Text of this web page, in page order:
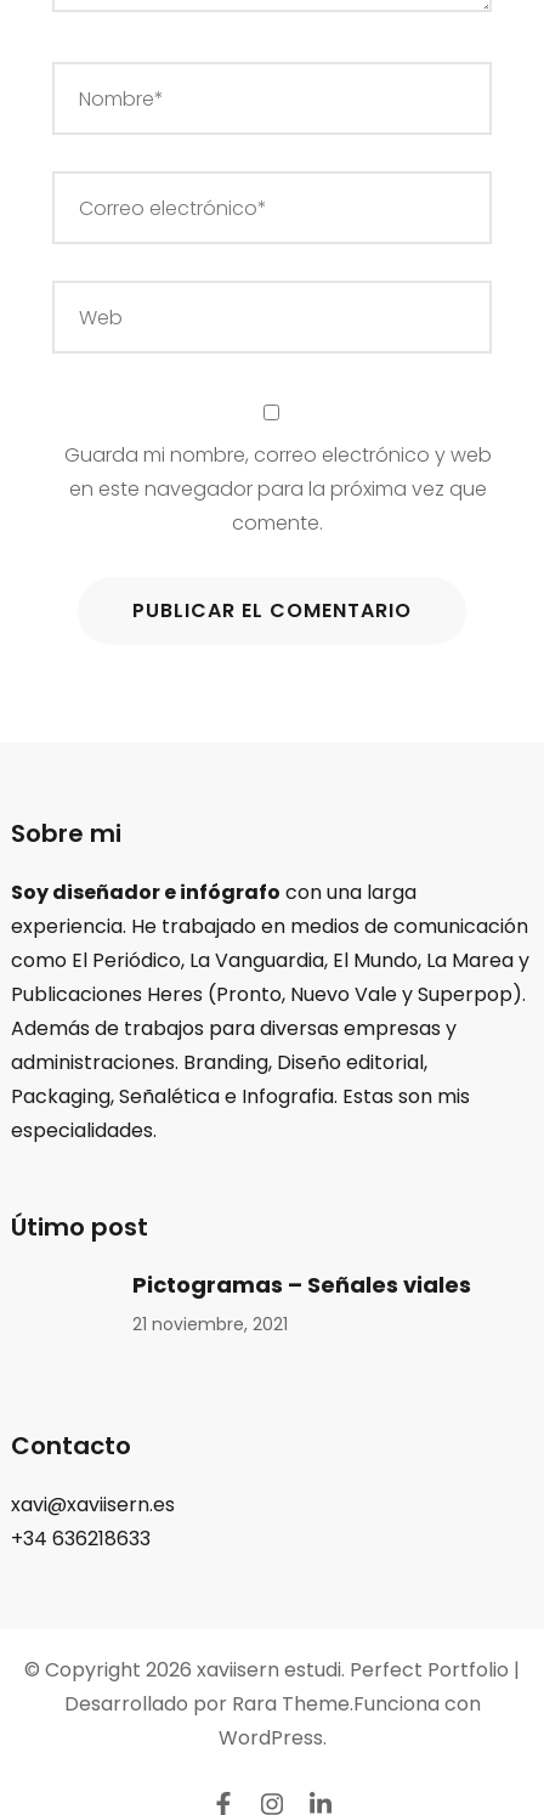
Guarda mi nombre, correo electrónico y web
en este navegador para la próxima vez que
comente.
Sobre mi
Soy diseñador e infógrafo con una larga
experiencia. He trabajado en medios de comunicación
como El Periódico, La Vanguardia, El Mundo, La Marea y
Publicaciones Heres (Pronto, Nuevo Vale y Superpop).
Además de trabajos para diversas empresas y
administraciones. Branding, Diseño editorial,
Packaging, Señalética e Infografia. Estas son mis
especialidades.
Útimo post
Pictogramas – Señales viales
21 noviembre, 2021
Contacto
xavi@xaviisern.es
+34 636218633
© Copyright 2026 xaviisern estudi. Perfect Portfolio |
Desarrollado por Rara Theme.Funciona con
WordPress.